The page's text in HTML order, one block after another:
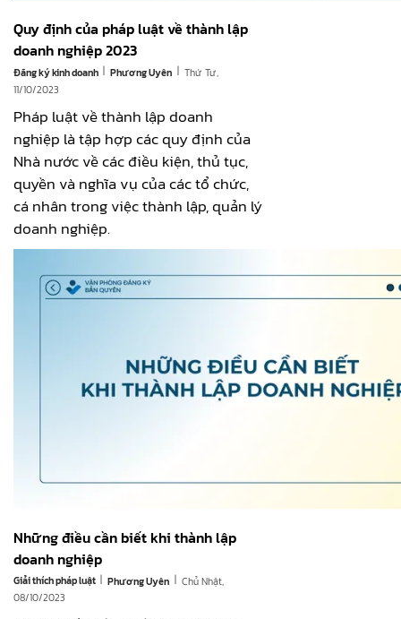
Quy định của pháp luật về thành lập
doanh nghiệp 2023
Đăng ký kinh doanh | Phương Uyên | Thứ Tư,
11/10/2023
Pháp luật về thành lập doanh
nghiệp là tập hợp các quy định của
Nhà nước về các điều kiện, thủ tục,
quyền và nghĩa vụ của các tổ chức,
cá nhân trong việc thành lập, quản lý
doanh nghiệp.
Những điều cần biết khi thành lập
doanh nghiệp
Giải thích pháp luật | Phương Uyên | Chủ Nhật,
08/10/2023